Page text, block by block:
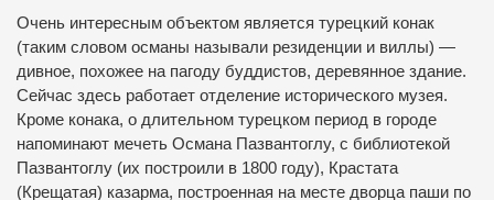
Очень интересным объектом является турецкий конак
(таким словом османы называли резиденции и виллы) —
дивное, похожее на пагоду буддистов, деревянное здание.
Сейчас здесь работает отделение исторического музея.
Кроме конака, о длительном турецком период в городе
напоминают мечеть Османа Пазвантоглу, с библиотекой
Пазвантоглу (их построили в 1800 году), Крастата
(Крещатая) казарма, построенная на месте дворца паши по